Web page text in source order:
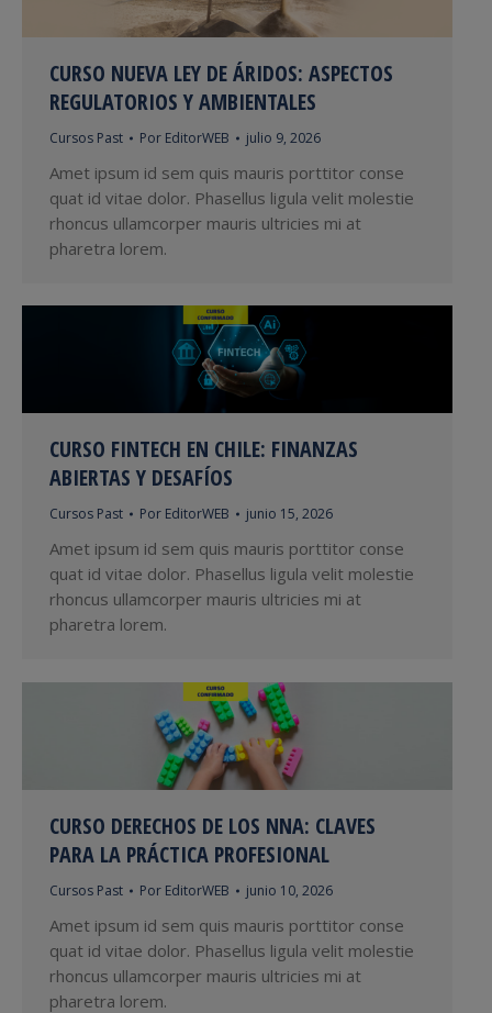
CURSO NUEVA LEY DE ÁRIDOS: ASPECTOS
REGULATORIOS Y AMBIENTALES
Cursos Past Por EditorWEB julio 9, 2026
Amet ipsum id sem quis mauris porttitor conse
quat id vitae dolor. Phasellus ligula velit molestie
rhoncus ullamcorper mauris ultricies mi at
pharetra lorem.
CURSO FINTECH EN CHILE: FINANZAS
ABIERTAS Y DESAFÍOS
Cursos Past Por EditorWEB junio 15, 2026
Amet ipsum id sem quis mauris porttitor conse
quat id vitae dolor. Phasellus ligula velit molestie
rhoncus ullamcorper mauris ultricies mi at
pharetra lorem.
CURSO DERECHOS DE LOS NNA: CLAVES
PARA LA PRÁCTICA PROFESIONAL
Cursos Past Por EditorWEB junio 10, 2026
Amet ipsum id sem quis mauris porttitor conse
quat id vitae dolor. Phasellus ligula velit molestie
rhoncus ullamcorper mauris ultricies mi at
pharetra lorem.